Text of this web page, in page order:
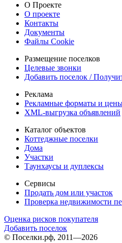
О Проекте
О проекте
Контакты
Документы
Файлы Cookie
Размещение поселков
Целевые звонки
Добавить поселок /
Реклама
Рекламные форматы и
XML-выгрузка объявлений
Каталог объектов
Коттеджные поселки
Дома
Участки
Таунхаусы и дуплексы
Сервисы
Продать дом или участок
Проверка недвижимости
Оценка рисков покупателя
Добавить поселок
© Поселки.рф, 2011—2026